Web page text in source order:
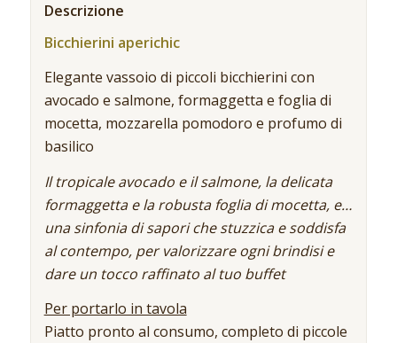
Descrizione
Bicchierini aperichic
Elegante vassoio di piccoli bicchierini con
avocado e salmone, formaggetta e foglia di
mocetta, mozzarella pomodoro e profumo di
basilico
Il tropicale avocado e il salmone, la delicata
formaggetta e la robusta foglia di mocetta, e…
una sinfonia di sapori che stuzzica e soddisfa
al contempo, per valorizzare ogni brindisi e
dare un tocco raffinato al tuo buffet
Per portarlo in tavola
Piatto pronto al consumo, completo di piccole